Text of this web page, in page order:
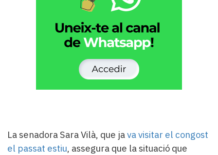
La senadora Sara Vilà, que java visitar el congost
el passat estiu, assegura que la situació que